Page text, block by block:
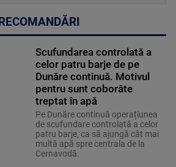
RECOMANDĂRI
Scufundarea controlată a
celor patru barje de pe
Dunăre continuă. Motivul
pentru sunt coborâte
treptat în apă
Pe Dunăre continuă operațiunea
de scufundare controlată a celor
patru barje, ca să ajungă cât mai
multă apă spre centrala de la
Cernavodă.